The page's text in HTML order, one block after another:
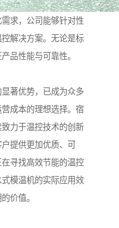
求，公司能够针对性
解决方案。无论是标
品性能与可靠性。
著优势，已成为众多
成本的理想选择。宿
力于温控技术的创新
提供更加优质、可
寻找高效节能的温控
模温机的实际应用效
价值。